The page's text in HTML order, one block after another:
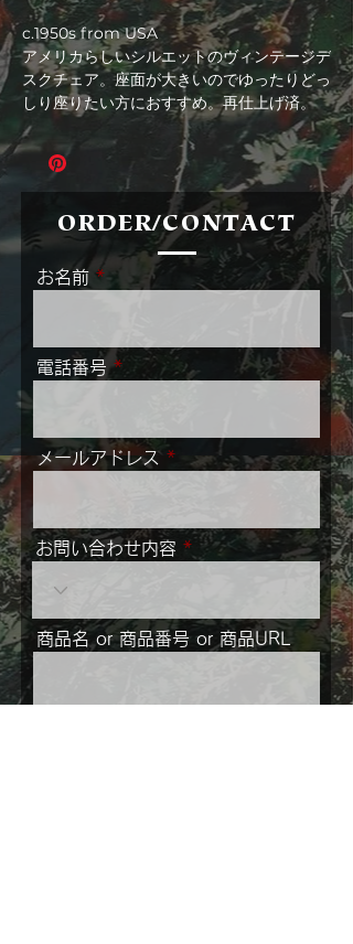
c.1950s from USA
アメリカらしいシルエットのヴィンテージデ
スクチェア。座面が大きいのでゆったりどっ
しり座りたい方におすすめ。再仕上げ済。
ORDER/CONTACT
お名前
電話番号
メールアドレス
お問い合わせ内容
商品名 or 商品番号 or 商品URL